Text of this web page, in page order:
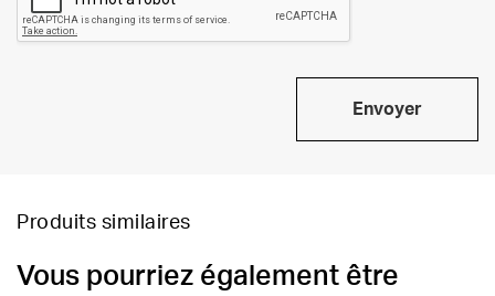
Envoyer
Produits similaires
Vous pourriez également être